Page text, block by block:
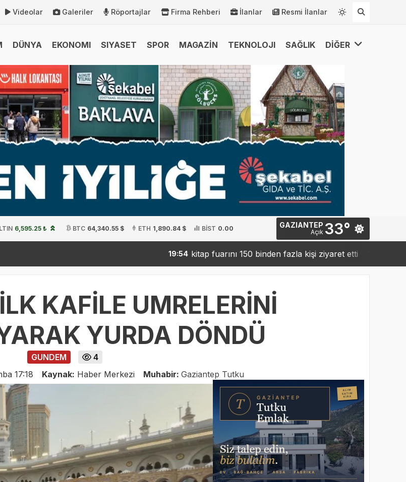
Videolar Galeriler Röportajlar Firma Rehberi İlanlar Resmi İlanlar
DÜNYA EKONOMI SIYASET SPOR MAGAZİN TEKNOLOJI SAĞLIK DİĞER
6,595.25 ₺ BTC 64,340.55 $ ETH 1,890.84 $ BİST 0.00 GAZIANTEP
Açık 33°
kitap fuarını 150 binden fazla kişi ziyaret etti 19:42 Sanko’dan
KAFİLE UMRELERİNİ
YURDA DÖNDÜ
GUNDEM
4
17:18 Kaynak: Haber Merkezi Muhabir: Gaziantep Tutku